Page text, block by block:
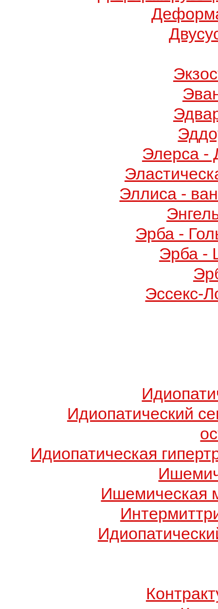
Элерса -
Эллиса -
Эрба -
Эрба -
Эссекс-
Идиопатический
Идиопатическая
Ишемическая